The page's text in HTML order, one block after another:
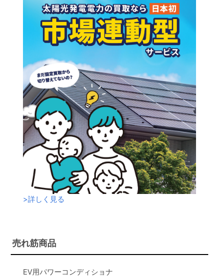
>詳しく見る
売れ筋商品
EV用パワーコンディショナ